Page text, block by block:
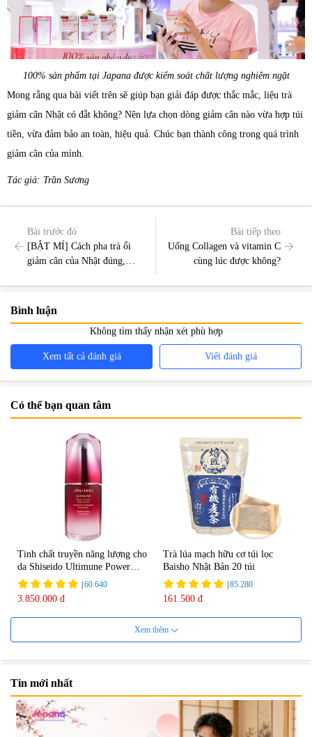
100% sản phẩm tại Japana được kiểm soát chất lượng nghiêm ngặt
Mong rằng qua bài viết trên sẽ giúp bạn giải đáp được thắc mắc, liệu trà
giảm cân Nhật có đắt không? Nên lựa chọn dòng giảm cân nào vừa hợp túi
tiền, vừa đảm bảo an toàn, hiệu quả. Chúc bạn thành công trong quá trình
giảm cân của mình.
Tác giả: Trần Sương
Bài trước đó
[BẬT MÍ] Cách pha trà ổi
giảm cân của Nhật đúng,
Bài tiếp theo
Uống Collagen và vitamin C
cùng lúc được không?
Bình luận
Không tìm thấy nhận xét phù hợp
Xem tất cả đánh giá Viết đánh giá
Có thể bạn quan tâm
Tinh chất truyền năng lượng cho
da Shiseido Ultimune Power
75ml
|60.640
3.850.000 đ
Trà lúa mạch hữu cơ túi lọc
Baisho Nhật Bản 20 túi
|85.280
161.500 đ
Xem thêm
Tin mới nhất